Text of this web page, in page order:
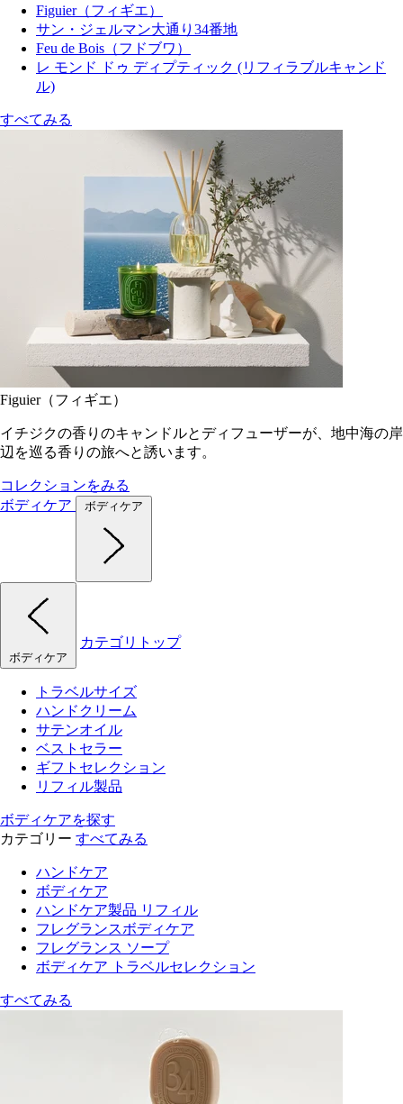
Figuier（フィギエ）
サン・ジェルマン大通り34番地
Feu de Bois（フドブワ）
レ モンド ドゥ ディプティック (リフィラブルキャンド
ル)
すべてみる
Figuier（フィギエ）
イチジクの香りのキャンドルとディフューザーが、地中海の岸
辺を巡る香りの旅へと誘います。
コレクションをみる
ボディケア
ボディケア
ボディケア
カテゴリトップ
トラベルサイズ
ハンドクリーム
サテンオイル
ベストセラー
ギフトセレクション
リフィル製品
ボディケアを探す
カテゴリー すべてみる
ハンドケア
ボディケア
ハンドケア製品 リフィル
フレグランスボディケア
フレグランス ソープ
ボディケア トラベルセレクション
すべてみる